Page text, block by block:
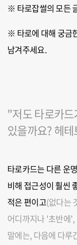
※ 타로잡썰의 모든
※ 타로에 대해 궁금
남겨주세요.
"저도 타로카
있을까요? 헤
타로카드는 다른 운
비해 접근성이 훨씬
적은 편이고(없다는
어디까지나 '초반에
말에는, 다음에 다루